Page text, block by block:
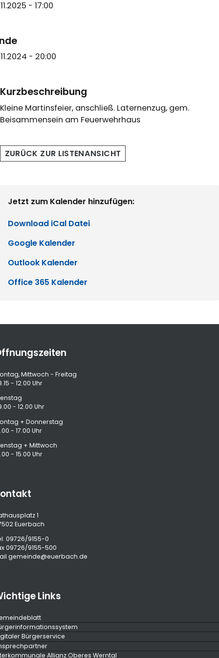
- 17:00
- 20:00
Kurzbeschreibung
Kleine Martinsfeier, anschließ. Laternenzug, gem.
Beisammensein am Feuerwehrhaus
ZURÜCK ZUR LISTENANSICHT
Jetzt zum Kalender hinzufügen:
Download iCal Datei
Google Kalender
Outlook Kalender
Office 365 Kalender
Mittwoch - Freitag
- 12.00 Uhr
- 12.00 Uhr
+ Donnerstag
- 17.00 Uhr
+ Mittwoch
- 15.00 Uhr
1
Euerbach
09726/9155-0
09726/9155-500
gemeinde@euerbach.de
Links
Bürgerservice
Allianz Oberes Werntal